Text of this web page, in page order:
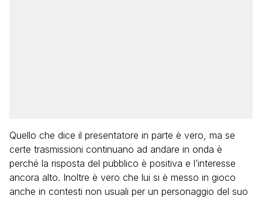
Quello che dice il presentatore in parte è vero, ma se
certe trasmissioni continuano ad andare in onda è
perché la risposta del pubblico è positiva e l’interesse
ancora alto. Inoltre è vero che lui si è messo in gioco
anche in contesti non usuali per un personaggio del suo